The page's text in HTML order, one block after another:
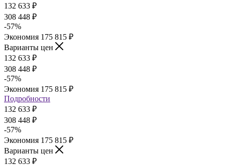
132 633 ₽
308 448 ₽
-57%
Экономия 175 815 ₽
Варианты цен
132 633 ₽
308 448 ₽
-57%
Экономия 175 815 ₽
Подробности
132 633 ₽
308 448 ₽
-57%
Экономия 175 815 ₽
Варианты цен
132 633 ₽